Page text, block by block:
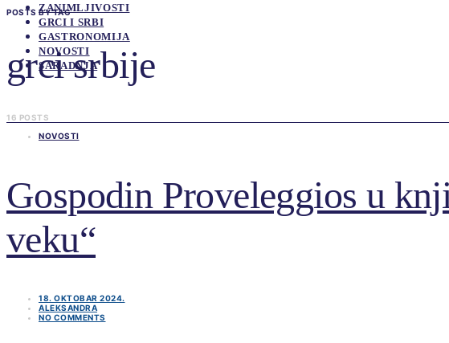
ZANIMLJIVOSTI
GRCI I SRBI
GASTRONOMIJA
NOVOSTI
SARADNJA
POSTS BY TAG
grci srbije
16 POSTS
NOVOSTI
Gospodin Proveleggios u
veku“
18. OKTOBAR 2024.
ALEKSANDRA
NO COMMENTS